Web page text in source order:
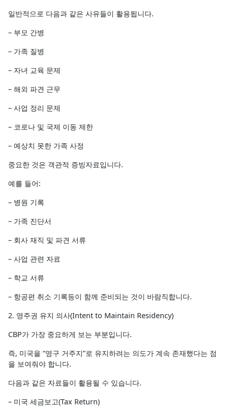
일반적으로 다음과 같은 사유들이 활용됩니다.
– 부모 간병
– 가족 질병
– 자녀 교육 문제
– 해외 파견 근무
– 사업 정리 문제
– 코로나 및 국제 이동 제한
– 예상치 못한 가족 사정
중요한 것은 객관적 증빙자료입니다.
예를 들어:
– 병원 기록
– 가족 진단서
– 회사 재직 및 파견 서류
– 사업 관련 자료
– 학교 서류
– 항공편 취소 기록등이 함께 준비되는 것이 바람직합니다.
2. 영주권 유지 의사(Intent to Maintain Residency)
CBP가 가장 중요하게 보는 부분입니다.
즉, 미국을 “영구 거주지”로 유지하려는 의도가 계속 존재했다는 점
을 보여줘야 합니다.
다음과 같은 자료들이 활용될 수 있습니다.
– 미국 세금보고(Tax Return)